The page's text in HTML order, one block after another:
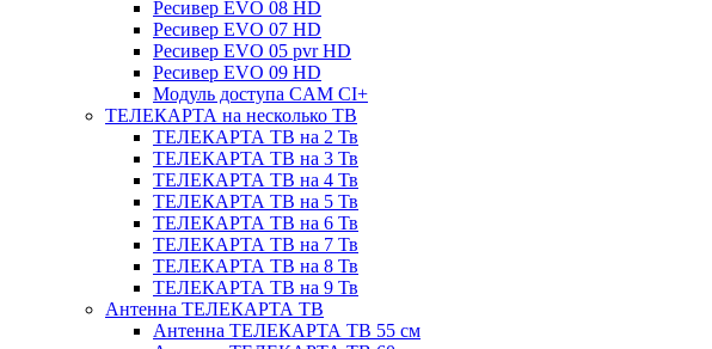
Ресивер EVO 08 HD
Ресивер EVO 07 HD
Ресивер EVO 05 pvr HD
Ресивер EVO 09 HD
Модуль доступа CAM CI+
ТЕЛЕКАРТА на несколько ТВ
ТЕЛЕКАРТА ТВ на 2 Тв
ТЕЛЕКАРТА ТВ на 3 Тв
ТЕЛЕКАРТА ТВ на 4 Тв
ТЕЛЕКАРТА ТВ на 5 Тв
ТЕЛЕКАРТА ТВ на 6 Тв
ТЕЛЕКАРТА ТВ на 7 Тв
ТЕЛЕКАРТА ТВ на 8 Тв
ТЕЛЕКАРТА ТВ на 9 Тв
Антенна ТЕЛЕКАРТА ТВ
Антенна ТЕЛЕКАРТА ТВ 55 см